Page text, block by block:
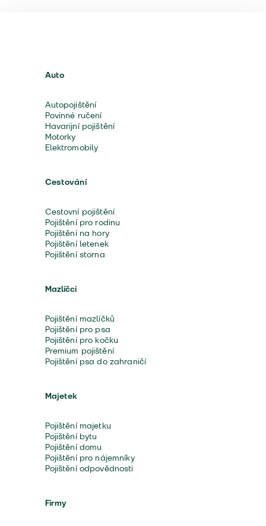
Auto
Autopojištění
Povinné ručení
Havarijní pojištění
Motorky
Elektromobily
Cestování
Cestovní pojištění
Pojištění pro rodinu
Pojištění na hory
Pojištění letenek
Pojištění storna
Mazlíčci
Pojištění mazlíčků
Pojištění pro psa
Pojištění pro kočku
Premium pojištění
Pojištění psa do zahraničí
Majetek
Pojištění majetku
Pojištění bytu
Pojištění domu
Pojištění pro nájemníky
Pojištění odpovědnosti
Firmy